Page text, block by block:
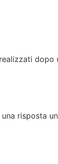
dopo
risposta